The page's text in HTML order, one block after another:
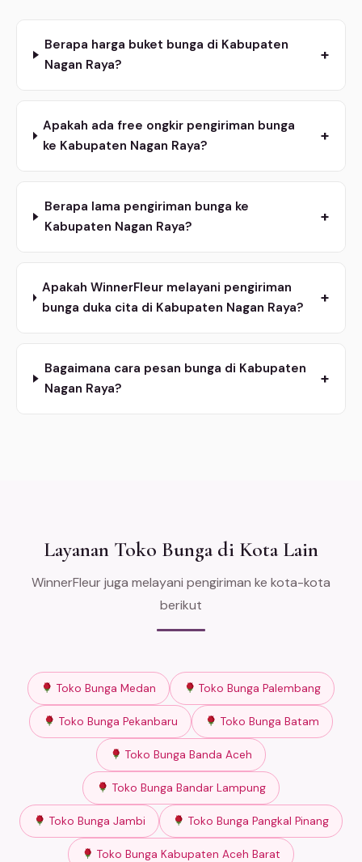
Berapa harga buket bunga di Kabupaten
Nagan Raya?
+
Apakah ada free ongkir pengiriman bunga
ke Kabupaten Nagan Raya?
+
Berapa lama pengiriman bunga ke
Kabupaten Nagan Raya?
+
Apakah WinnerFleur melayani pengiriman
bunga duka cita di Kabupaten Nagan Raya?
+
Bagaimana cara pesan bunga di Kabupaten
Nagan Raya?
+
Layanan Toko Bunga di Kota Lain
WinnerFleur juga melayani pengiriman ke kota-kota
berikut
Toko Bunga Medan Toko Bunga Palembang
Toko Bunga Pekanbaru Toko Bunga Batam
Toko Bunga Banda Aceh
Toko Bunga Bandar Lampung
Toko Bunga Jambi Toko Bunga Pangkal Pinang
Toko Bunga Kabupaten Aceh Barat